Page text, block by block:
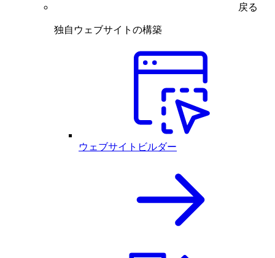
戻る
独自ウェブサイトの構築
ウェブサイトビルダー